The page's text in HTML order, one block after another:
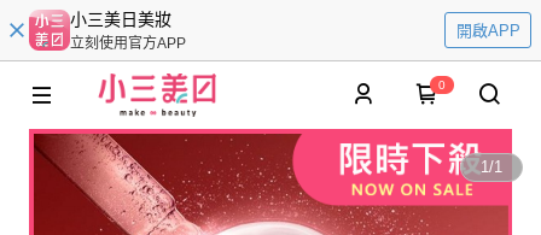
小三美日美妝
立刻使用官方APP
開啟APP
0
1/1